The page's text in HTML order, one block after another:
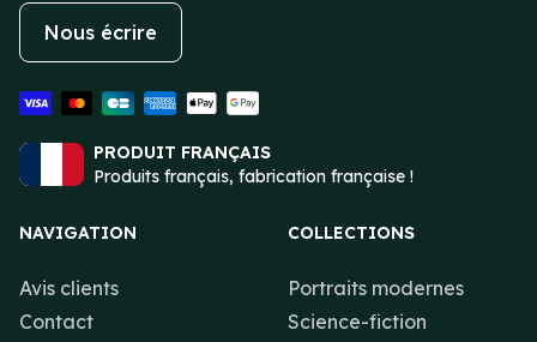
Nous écrire
PRODUIT FRANÇAIS
Produits français, fabrication française !
NAVIGATION
Avis clients
Contact
COLLECTIONS
Portraits modernes
Science-fiction